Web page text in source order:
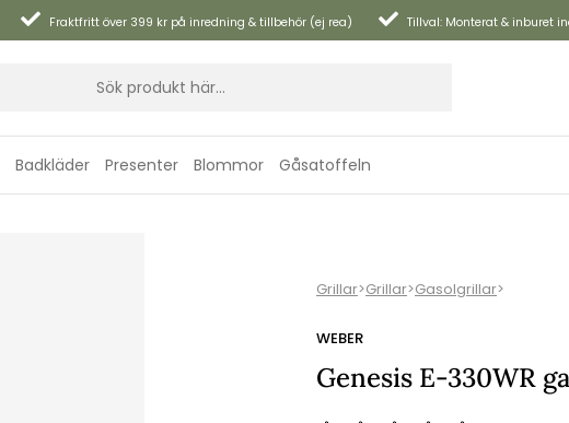
Fraktfritt över 399 kr på inredning & tillbehör (ej rea) Tillval: Monterat & inburet
Badkläder Presenter Blommor Gåsatoffeln
Grillar>Grillar>Gasolgrillar>
WEBER
Genesis E-330WR